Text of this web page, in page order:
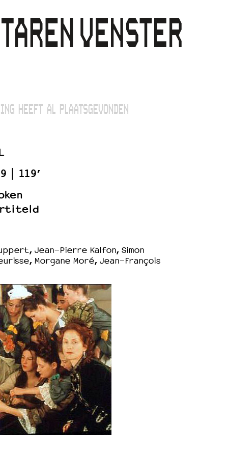
HEEFT AL PLAATSGEVONDEN
119’
Jean-Pierre Kalfon, Simon
Morgane Moré, Jean-François